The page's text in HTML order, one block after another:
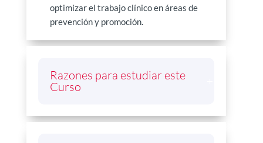
optimizar el trabajo clínico en áreas de
prevención y promoción.
Razones para estudiar este
Curso